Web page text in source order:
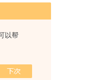
以帮
源键硬关机
分析缺陷